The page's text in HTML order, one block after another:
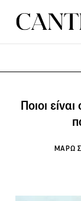
Ποιοι
ΜΑΡΩ